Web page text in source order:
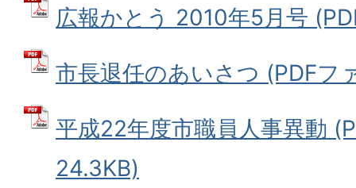
広報かとう 2010年5月号
市長退任のあいさつ (PDFフ
平成22年度市職員人事異動
24.3KB)